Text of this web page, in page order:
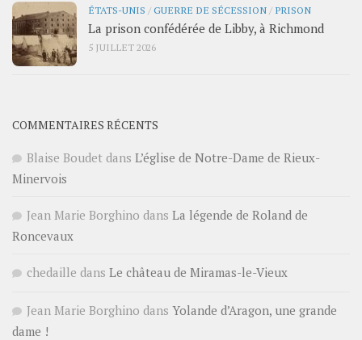
ÉTATS-UNIS /GUERRE DE SÉCESSION / PRISON
La prison confédérée de Libby, à Richmond
5 JUILLET 2026
COMMENTAIRES RÉCENTS
Blaise Boudet dans L’église de Notre-Dame de Rieux-
Minervois
Jean Marie Borghino dans La légende de Roland de
Roncevaux
chedaille dans Le château de Miramas-le-Vieux
Jean Marie Borghino dans Yolande d’Aragon, une grande
dame !